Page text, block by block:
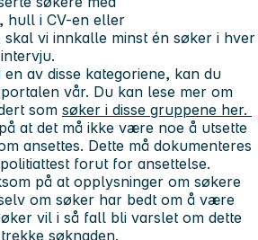
hull i CV-en eller
vi innkalle minst én søker i hver
en av disse kategoriene, kan du
vår. Du kan lese mer om
som søker i disse gruppene her.
at det må ikke være noe å utsette
ansettes. Dette må dokumenteres
forut for ansettelse.
på at opplysninger om søkere
om søker har bedt om å være
vil i så fall bli varslet om dette
søknaden.